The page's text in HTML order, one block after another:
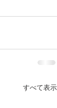
すべて表示